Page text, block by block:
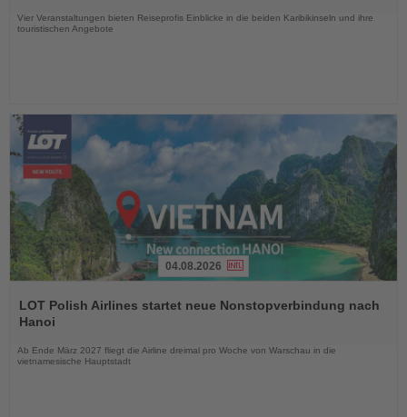
Vier Veranstaltungen bieten Reiseprofis Einblicke in die beiden Karibikinseln und ihre
touristischen Angebote
Sie
die
04.08.2026
LOT Polish Airlines startet neue Nonstopverbindung nach
Hanoi
Ab Ende März 2027 fliegt die Airline dreimal pro Woche von Warschau in die
vietnamesische Hauptstadt